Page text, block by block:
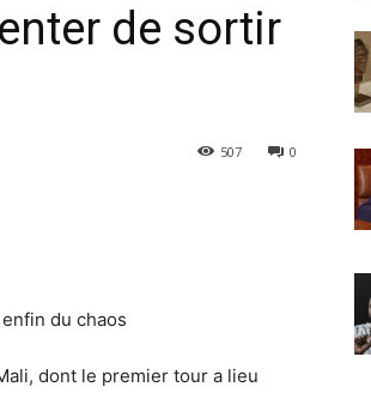
de sortir
0
507
dont le premier tour a lieu